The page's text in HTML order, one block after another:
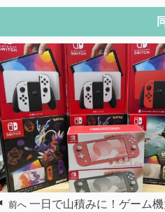
前へ 一日で山積みに！ゲーム